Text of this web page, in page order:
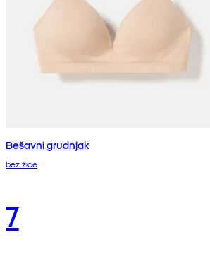
Bešavni grudnjak
bez žice
7